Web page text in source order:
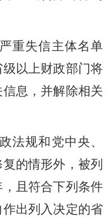
重失信主体名单
以上财政部门将
息，并解除相关
法规和党中央、
的情形外，被列
且符合下列条件
出列入决定的省